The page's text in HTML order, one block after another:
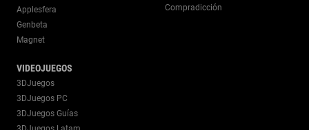
Applesfera
Genbeta
Magnet
VIDEOJUEGOS
3DJuegos
3DJuegos PC
3DJuegos Guías
Compradicción